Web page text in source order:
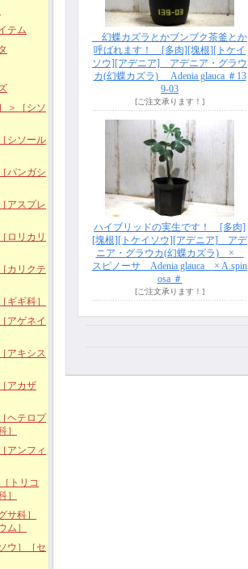
テム
＞［シソ
シソール
パンガシ
アスプレ
ロリカリ
カリクテ
ギギ科］
アゲネイ
アキシス
アカザ
ヘテロプ
］
アンフィ
トリコ
］
サ科］
ム］
ウ］［セ
幻蝶カズラとかブンブク茶釜とか
呼ばれます！ [多肉][塊根][トケイ
ソウ][アデニア] アデニア・グラウ
カ(幻蝶カズラ) Adenia glauca ＃13
9-03
[ご注文承ります！]
ハイブリッドの実生です！ [多肉]
[塊根][トケイソウ][アデニア] アデ
ニア・グラウカ(幻蝶カズラ) ×
スピノーサ Adenia glauca × A.spin
osa ＃
[ご注文承ります！]